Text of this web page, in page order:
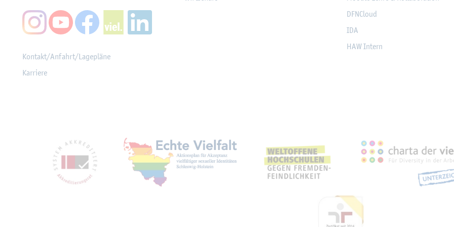
Kon­takt/An­fahrt/La­ge­plä­ne
Kar­rie­re
DF­NCloud
IDA
HAW In­tern
Mit­glied­schaf­ten, Aus­zeich­nun­gen,